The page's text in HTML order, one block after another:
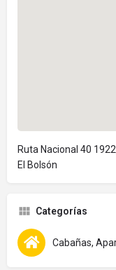
Ruta Nacional 40
El Bolsón
Categorías
Cabañas,